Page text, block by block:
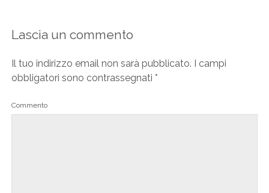
Lascia un commento
Il tuo indirizzo email non sarà pubblicato.
I campi
obbligatori sono contrassegnati *
Commento